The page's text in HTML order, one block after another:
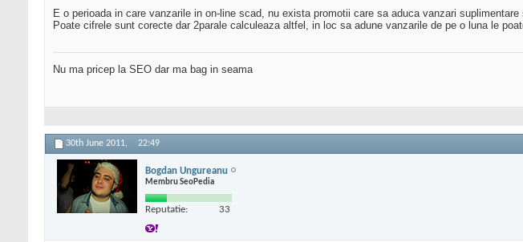
E o perioada in care vanzarile in on-line scad, nu exista promotii care sa aduca vanzari
Poate cifrele sunt corecte dar 2parale calculeaza altfel, in loc sa adune vanzarile de pe o luna le
Nu ma pricep la SEO dar ma bag in seama
30th June 2011, 22:49
Bogdan Ungureanu
Membru SeoPedia
Reputatie: 33